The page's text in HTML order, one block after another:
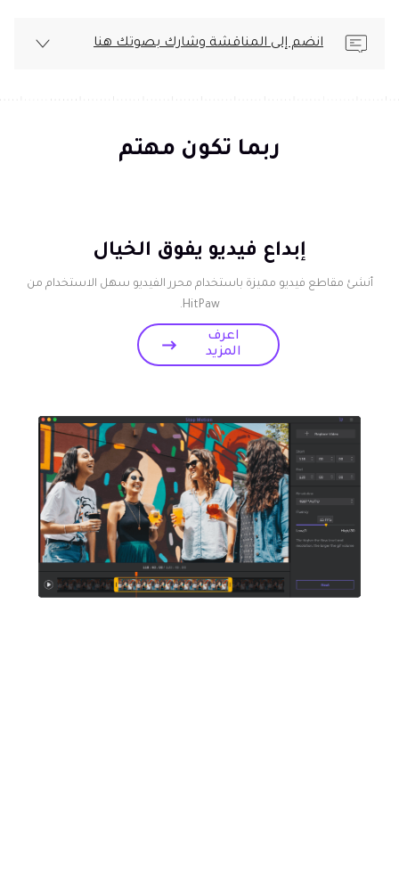
انضم إلى المناقشة وشارك بصوتك هنا
ربما تكون مهتم
إبداع فيديو يفوق الخيال
أنشئ مقاطع فيديو مميزة باستخدام محرر الفيديو سهل الاستخدام من
HitPaw.
اعرف
المزيد